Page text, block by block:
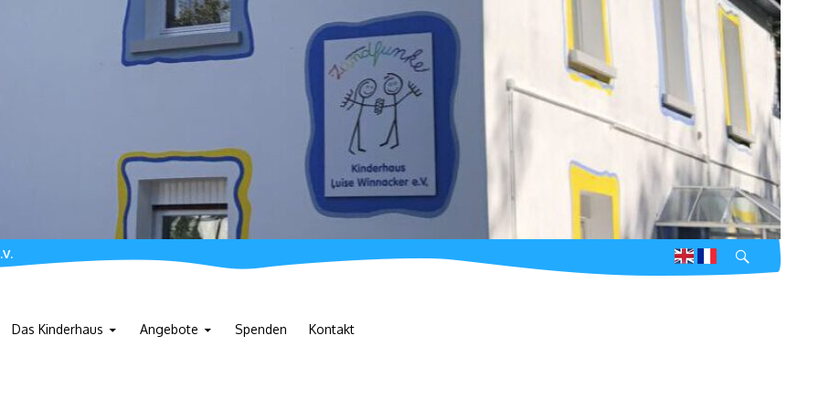
Suchen
Das Kinderhaus Angebote Spenden Kontakt